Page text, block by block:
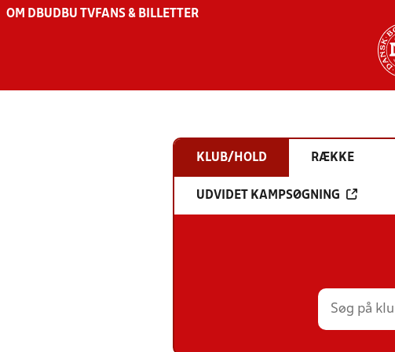
OM DBU DBU TV FANS & BILLETTER
KLUB/HOLD RÆKKE
UDVIDET KAMPSØGNING